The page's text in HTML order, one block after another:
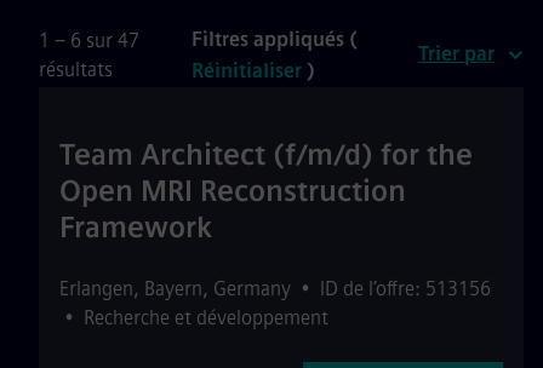
1 – 6 sur 47
résultats
Filtres appliqués (
Réinitialiser )
Trier par
Team Architect (f/m/d) for the
Open MRI Reconstruction
Framework
Erlangen, Bayern, Germany • ID de l’offre: 513156
• Recherche et développement